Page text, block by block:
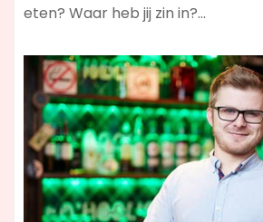
eten? Waar heb jij zin in?…